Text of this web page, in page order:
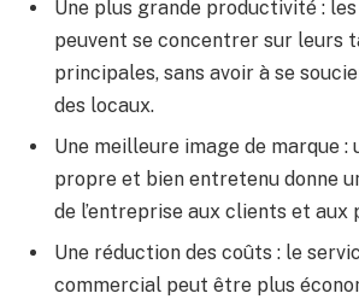
Une plus grande productivité :
peuvent se concentrer sur leurs
principales, sans avoir à se
des locaux.
Une meilleure image de marque :
propre et bien entretenu donne
de l’entreprise aux clients et aux
Une réduction des coûts : le
commercial peut être plus